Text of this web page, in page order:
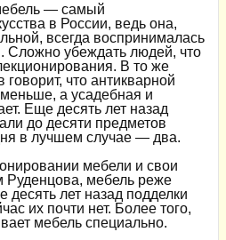
— самый
в России, ведь она,
всегда воспринималась
Сложно убеждать людей, что
В то же
что антикварной
а усадебная и
Еще десять лет назад
до десяти предметов
в лучшем случае — два.
мебели и свои
Руденцова, мебель реже
лет назад подделки
их почти нет. Более того,
мебель специально.